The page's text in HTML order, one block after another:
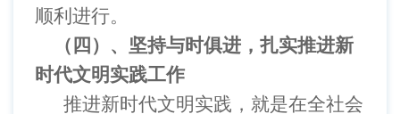
顺利进行。
（四）、坚持与时俱进，扎实推进新
时代文明实践工作
推进新时代文明实践，就是在全社会